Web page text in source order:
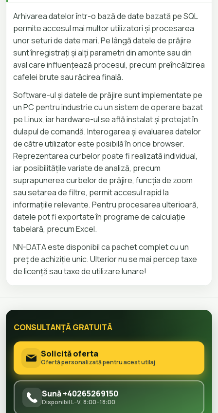
Arhivarea datelor într-o bază de date bazată pe SQL
permite accesul mai multor utilizatori și procesarea
unor seturi de date mari. Pe lângă datele de prăjire
sunt înregistrați și alți parametri din amonte sau din
aval care influențează procesul, precum preîncălzirea
cafelei brute sau răcirea finală.
Software-ul și datele de prăjire sunt implementate pe
un PC pentru industrie cu un sistem de operare bazat
pe Linux, iar hardware-ul se află instalat și protejat în
dulapul de comandă. Interogarea și evaluarea datelor
de către utilizator este posibilă în orice browser.
Reprezentarea curbelor poate fi realizată individual,
iar posibilitățile variate de analiză, precum
suprapunerea curbelor de prăjire, funcția de zoom
sau setarea de filtre, permit accesul rapid la
informațiile relevante. Pentru procesarea ulterioară,
datele pot fi exportate în programe de calculație
tabelară, precum Excel.
NN-DATA este disponibil ca pachet complet cu un
preț de achiziție unic. Ulterior nu se mai percep taxe
de licență sau taxe de utilizare lunare!
CONSULTANȚĂ GRATUITĂ
Solicită oferta
Ofertă personalizată pentru acest utilaj
Sună +40265269150
Disponibil L–V, 8:00–18:00